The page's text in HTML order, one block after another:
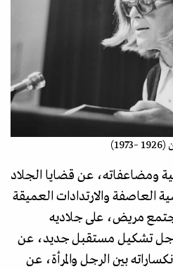
ومضاعفاته، عن قضايا الجلاد
العاصفة والارتدادات العميقة
مريض، على جلاديه
تشكيل مستقبل جديد، عن
بين الرجل والمرأة، عن